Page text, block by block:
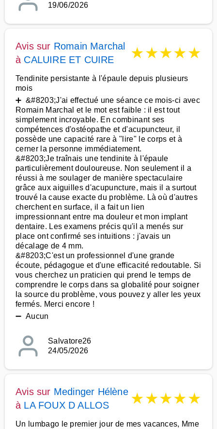
19/06/2026
Avis sur Romain Marchal
à CALUIRE ET CUIRE ★★★★★
Tendinite persistante à l'épaule depuis plusieurs
mois
➕ &#8203;J'ai effectué une séance ce mois-ci avec
Romain Marchal et le mot est faible : il est tout
simplement incroyable. En combinant ses
compétences d'ostéopathe et d'acupuncteur, il
possède une capacité rare à "lire" le corps et à
cerner la personne immédiatement.
&#8203;Je traînais une tendinite à l'épaule
particulièrement douloureuse. Non seulement il a
réussi à me soulager de manière spectaculaire
grâce aux aiguilles d'acupuncture, mais il a surtout
trouvé la cause exacte du problème. Là où d'autres
cherchent en surface, il a fait un lien
impressionnant entre ma douleur et mon implant
dentaire. Les examens précis qu'il a menés sur
place ont confirmé ses intuitions : j'avais un
décalage de 4 mm.
&#8203;C'est un professionnel d'une grande
écoute, pédagogue et d'une efficacité redoutable. Si
vous cherchez un praticien qui prend le temps de
comprendre le corps dans sa globalité pour soigner
la source du problème, vous pouvez y aller les yeux
fermés. Merci encore !
➖ Aucun
Salvatore26
24/05/2026
Avis sur Medinger Hélène
à LA FOUX D ALLOS ★★★★★
Un lumbago le premier jour de mes vacances, Mme